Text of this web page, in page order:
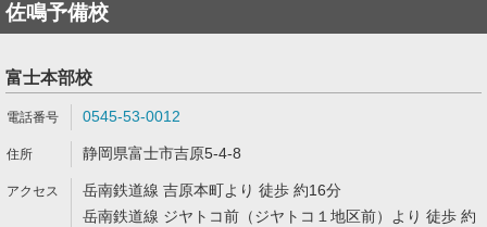
佐鳴予備校
富士本部校
0545-53-0012
静岡県富士市吉原5-4-8
岳南鉄道線 吉原本町より 徒歩 約16分
岳南鉄道線 ジヤトコ前（ジヤトコ１地区前）より 徒歩 約